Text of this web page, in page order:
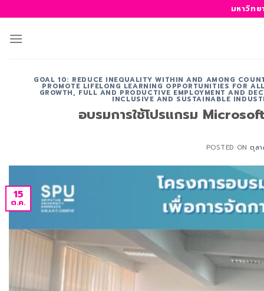
ไป
ยัง
มหาวิท
GOAL 10: REDUCE INEQUALITY WITHIN AND AMONG
PROMOTE LIFELONG LEARNING OPPORTUNITIES FOR
GROWTH, FULL AND PRODUCTIVE EMPLOYMENT AND
INCLUSIVE AND SUSTAINABLE
อบรมการใช้โปรแกรม
POSTED ON ตุล
15
ต.ค.